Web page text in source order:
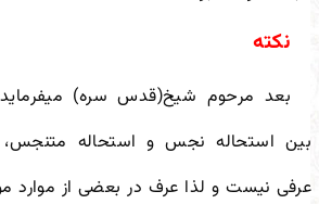
نکته
بعد مرحوم شیخ(قدس سره) می
بین استحاله نجس و استحاله
عرفی نیست و لذا عرف در بعضی از موارد